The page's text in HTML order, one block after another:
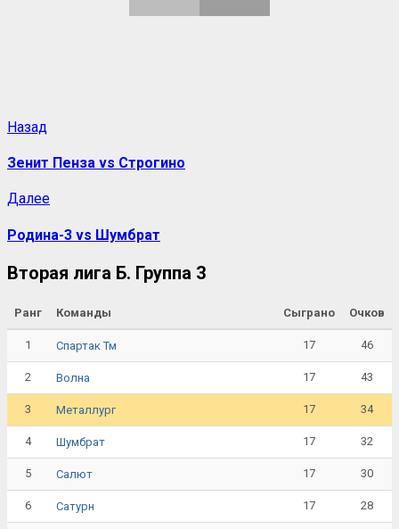
Назад
Зенит Пенза vs Строгино
Далее
Родина-3 vs Шумбрат
Вторая лига Б. Группа 3
Ранг Команды Сыграно Очков
1 Спартак Тм 17 46
2 Волна 17 43
3 Металлург 17 34
4 Шумбрат 17 32
5 Салют 17 30
6 Сатурн 17 28